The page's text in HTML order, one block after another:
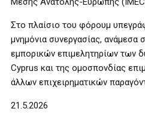
Στο πλαίσιο του φόρουμ
μνημόνια συνεργασίας, ανάμεσα
εμπορικών επιμελητηρίων των
Cyprus και της ομοσπονδίας
άλλων επιχειρηματικών
21.5.2026